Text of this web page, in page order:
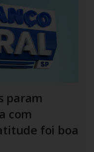
param
com
foi boa